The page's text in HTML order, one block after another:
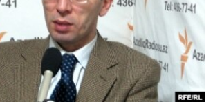
KITABXANASI
STANDARTLARIMIZ
ISTIFADƏ